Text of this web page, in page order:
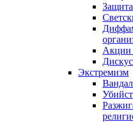
Акции
Экстремизм